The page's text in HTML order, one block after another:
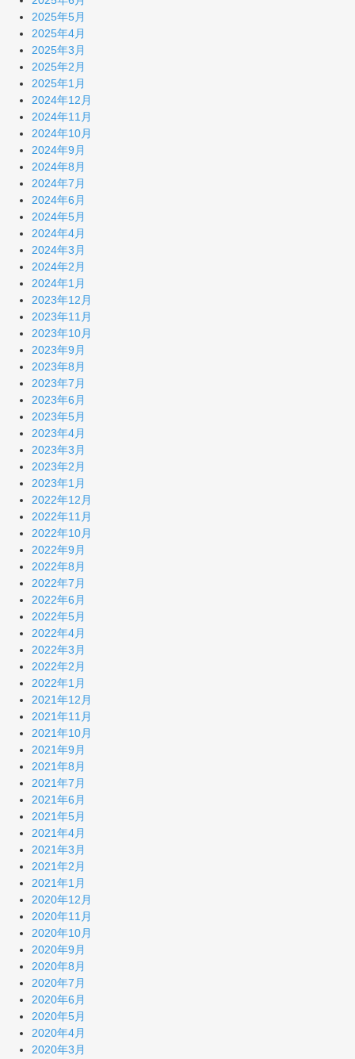
2025年5月
2025年4月
2025年3月
2025年2月
2025年1月
2024年12月
2024年11月
2024年10月
2024年9月
2024年8月
2024年7月
2024年6月
2024年5月
2024年4月
2024年3月
2024年2月
2024年1月
2023年12月
2023年11月
2023年10月
2023年9月
2023年8月
2023年7月
2023年6月
2023年5月
2023年4月
2023年3月
2023年2月
2023年1月
2022年12月
2022年11月
2022年10月
2022年9月
2022年8月
2022年7月
2022年6月
2022年5月
2022年4月
2022年3月
2022年2月
2022年1月
2021年12月
2021年11月
2021年10月
2021年9月
2021年8月
2021年7月
2021年6月
2021年5月
2021年4月
2021年3月
2021年2月
2021年1月
2020年12月
2020年11月
2020年10月
2020年9月
2020年8月
2020年7月
2020年6月
2020年5月
2020年4月
2020年3月